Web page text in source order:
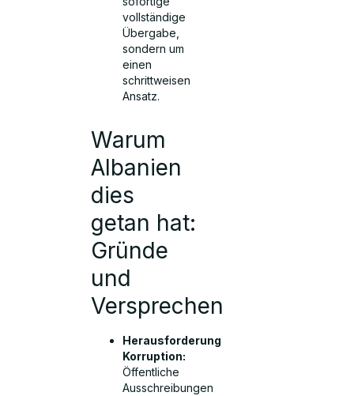
vollständige
Übergabe,
sondern um
einen
schrittweisen
Ansatz.
Warum
Albanien
dies
getan hat:
Gründe
und
Versprechen
Herausforderung
Korruption:
Öffentliche
Ausschreibungen